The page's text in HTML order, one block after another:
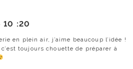
10 :20
en plein air, j’aime beaucoup l’idée !
toujours chouette de préparer à